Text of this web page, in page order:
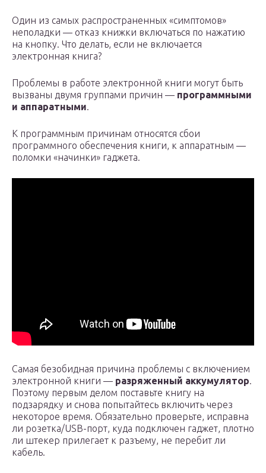
Один из самых распространенных «симптомов»
неполадки — отказ книжки включаться по нажатию
на кнопку. Что делать, если не включается
электронная книга?
Проблемы в работе электронной книги могут быть
вызваны двумя группами причин — программными
и аппаратными.
К программным причинам относятся сбои
программного обеспечения книги, к аппаратным —
поломки «начинки» гаджета.
Самая безобидная причина проблемы с включением
электронной книги — разряженный аккумулятор.
Поэтому первым делом поставьте книгу на
подзарядку и снова попытайтесь включить через
некоторое время. Обязательно проверьте, исправна
ли розетка/USB-порт, куда подключен гаджет, плотно
ли штекер прилегает к разъему, не перебит ли
кабель.